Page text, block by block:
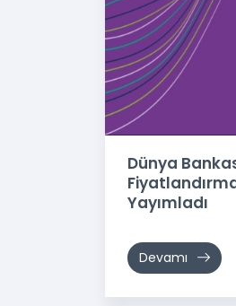
Dünya
Yayımladı
Devamı